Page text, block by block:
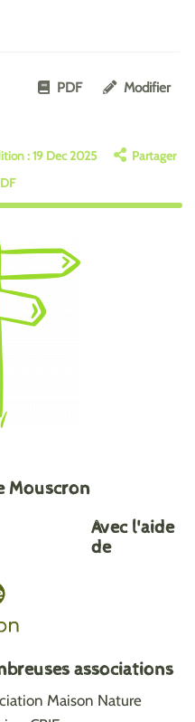
PDF Modifier
: 19 Dec 2025
Partager
Mouscron
Avec l'aide
de
associations
Maison Nature